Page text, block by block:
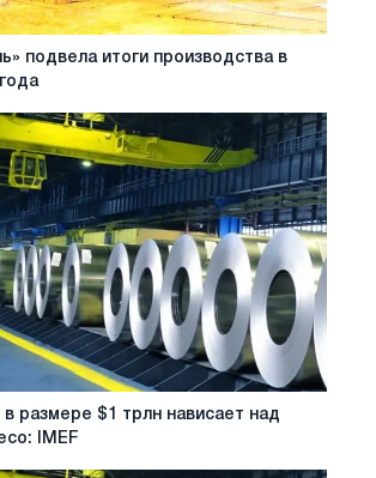
подвела итоги производства в
размере $1 трлн нависает над
IMEF